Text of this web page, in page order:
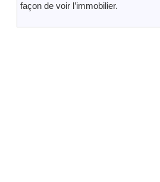
façon de voir l’immobilier.